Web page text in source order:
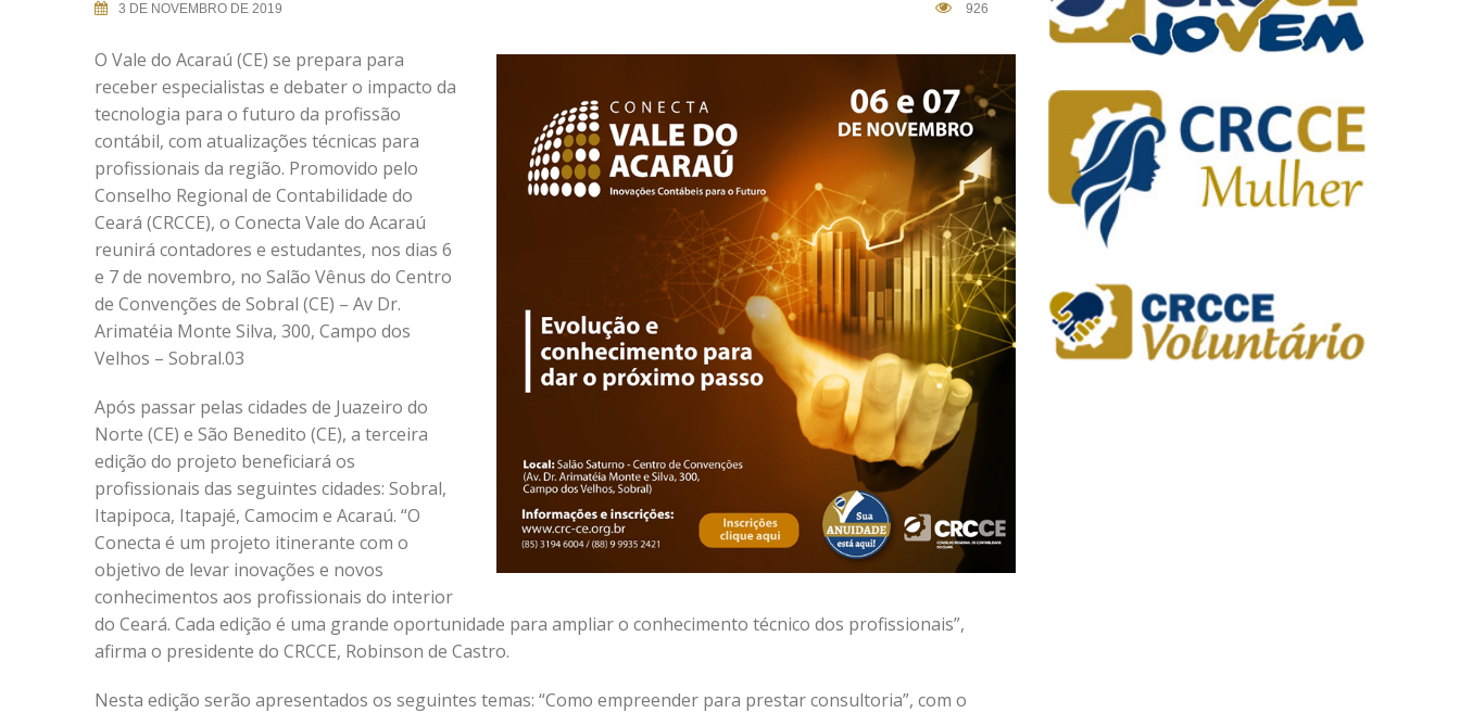
3 DE NOVEMBRO DE 2019 926
O Vale do Acaraú (CE) se prepara para
receber especialistas e debater o impacto da
tecnologia para o futuro da profissão
contábil, com atualizações técnicas para
profissionais da região. Promovido pelo
Conselho Regional de Contabilidade do
Ceará (CRCCE), o Conecta Vale do Acaraú
reunirá contadores e estudantes, nos dias 6
e 7 de novembro, no Salão Vênus do Centro
de Convenções de Sobral (CE) – Av Dr.
Arimatéia Monte Silva, 300, Campo dos
Velhos – Sobral.03
Após passar pelas cidades de Juazeiro do
Norte (CE) e São Benedito (CE), a terceira
edição do projeto beneficiará os
profissionais das seguintes cidades: Sobral,
Itapipoca, Itapajé, Camocim e Acaraú. “O
Conecta é um projeto itinerante com o
objetivo de levar inovações e novos
conhecimentos aos profissionais do interior
do Ceará. Cada edição é uma grande oportunidade para ampliar o conhecimento técnico dos profissionais”,
afirma o presidente do CRCCE, Robinson de Castro.
Nesta edição serão apresentados os seguintes temas: “Como empreender para prestar consultoria”, com o